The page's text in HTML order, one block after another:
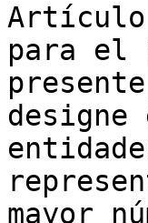
para el
mayor